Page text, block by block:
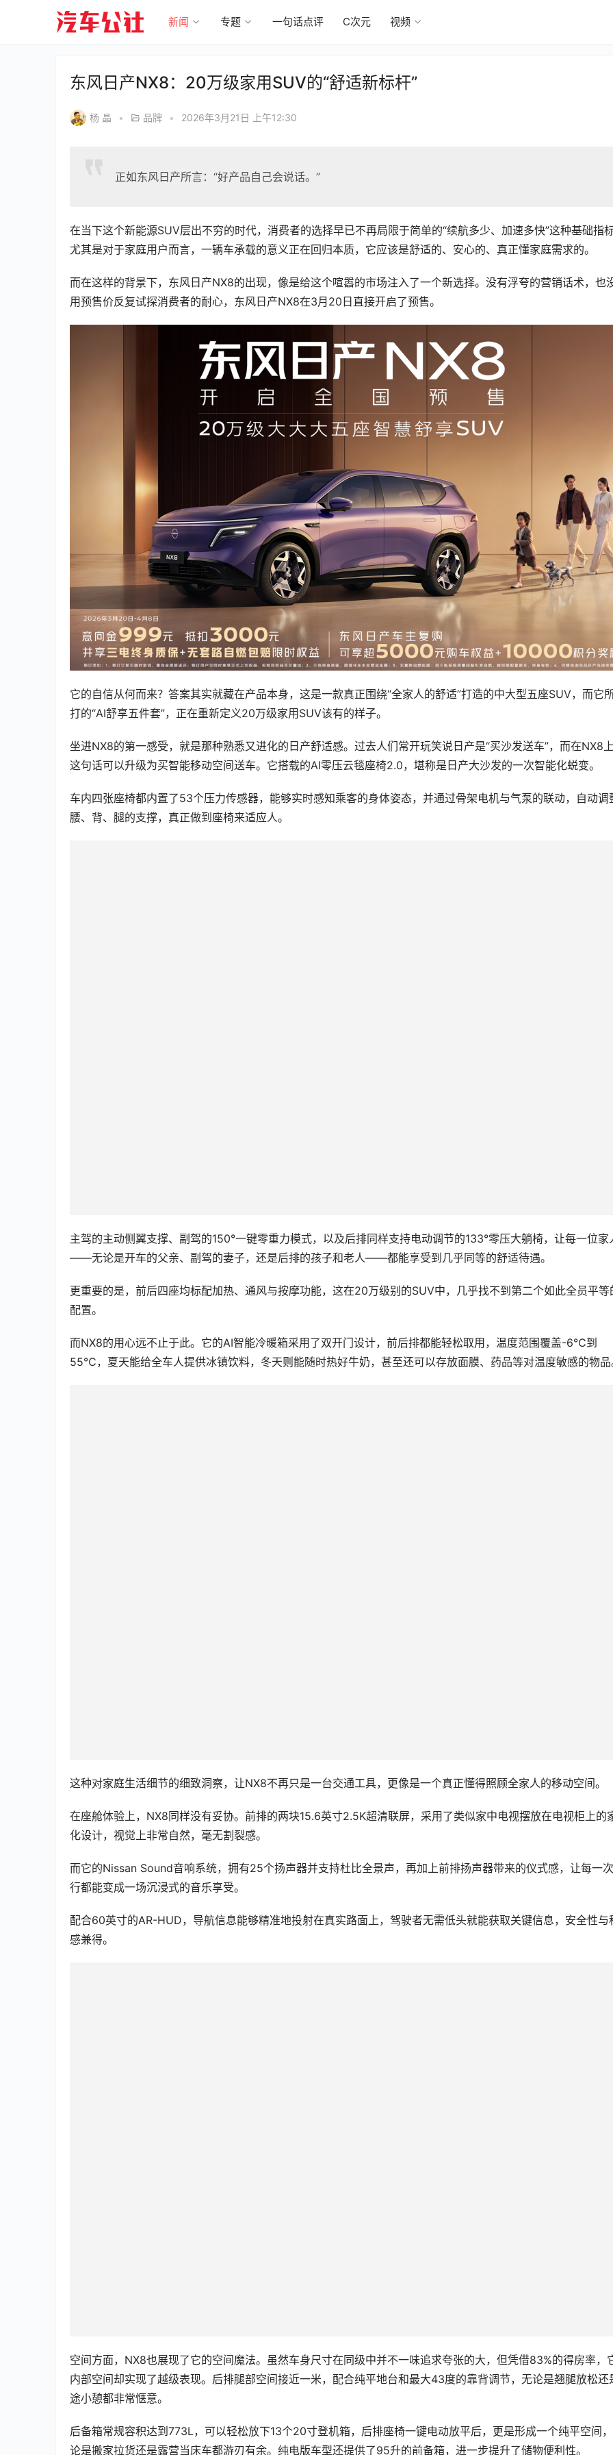
新闻 专题 一句话点评 C次元 视频
东风日产NX8：20万级家用SUV的“舒适新标杆”
杨 晶 • 品牌 • 2026年3月21日 上午12:30
正如东风日产所言：“好产品自己会说话。”
在当下这个新能源SUV层出不穷的时代，消费者的选择早已不再局限于简单的“续航多少、加速多快”这种基础指
尤其是对于家庭用户而言，一辆车承载的意义正在回归本质，它应该是舒适的、安心的、真正懂家庭需求的。
而在这样的背景下，东风日产NX8的出现，像是给这个喧嚣的市场注入了一个新选择。没有浮夸的营销话术，也
用预售价反复试探消费者的耐心，东风日产NX8在3月20日直接开启了预售。
它的自信从何而来？答案其实就藏在产品本身，这是一款真正围绕“全家人的舒适”打造的中大型五座SUV，而它
打的“AI舒享五件套”，正在重新定义20万级家用SUV该有的样子。
坐进NX8的第一感受，就是那种熟悉又进化的日产舒适感。过去人们常开玩笑说日产是“买沙发送车”，而在NX8
这句话可以升级为买智能移动空间送车。它搭载的AI零压云毯座椅2.0，堪称是日产大沙发的一次智能化蜕变。
车内四张座椅都内置了53个压力传感器，能够实时感知乘客的身体姿态，并通过骨架电机与气泵的联动，自动调
腰、背、腿的支撑，真正做到座椅来适应人。
主驾的主动侧翼支撑、副驾的150°一键零重力模式，以及后排同样支持电动调节的133°零压大躺椅，让每一位家
——无论是开车的父亲、副驾的妻子，还是后排的孩子和老人——都能享受到几乎同等的舒适待遇。
更重要的是，前后四座均标配加热、通风与按摩功能，这在20万级别的SUV中，几乎找不到第二个如此全员平等
配置。
而NX8的用心远不止于此。它的AI智能冷暖箱采用了双开门设计，前后排都能轻松取用，温度范围覆盖-6℃到
55℃，夏天能给全车人提供冰镇饮料，冬天则能随时热好牛奶，甚至还可以存放面膜、药品等对温度敏感的物
这种对家庭生活细节的细致洞察，让NX8不再只是一台交通工具，更像是一个真正懂得照顾全家人的移动空间。
在座舱体验上，NX8同样没有妥协。前排的两块15.6英寸2.5K超清联屏，采用了类似家中电视摆放在电视柜上的
化设计，视觉上非常自然，毫无割裂感。
而它的Nissan Sound音响系统，拥有25个扬声器并支持杜比全景声，再加上前排扬声器带来的仪式感，让每一
行都能变成一场沉浸式的音乐享受。
配合60英寸的AR-HUD，导航信息能够精准地投射在真实路面上，驾驶者无需低头就能获取关键信息，安全性与
感兼得。
空间方面，NX8也展现了它的空间魔法。虽然车身尺寸在同级中并不一味追求夸张的大，但凭借83%的得房率，
内部空间却实现了越级表现。后排腿部空间接近一米，配合纯平地台和最大43度的靠背调节，无论是翘腿放松还
途小憩都非常惬意。
后备箱常规容积达到773L，可以轻松放下13个20寸登机箱，后排座椅一键电动放平后，更是形成一个纯平空间
论是搬家拉货还是露营当床车都游刃有余。纯电版车型还提供了95升的前备箱，进一步提升了储物便利性。